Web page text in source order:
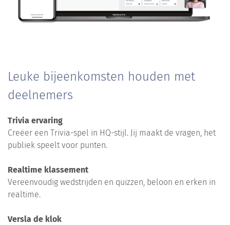
Leuke bijeenkomsten houden met
deelnemers
Trivia ervaring
Creëer een Trivia-spel in HQ-stijl. Jij maakt de vragen, het
publiek speelt voor punten.
Realtime klassement
Vereenvoudig wedstrijden en quizzen, beloon en erken in
realtime.
Versla de klok